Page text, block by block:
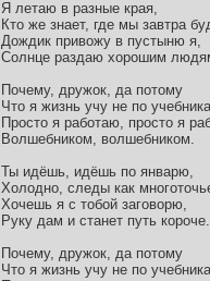
Я летаю в разные края,
Кто же знает, где мы завтра
Дождик привожу в пустыню я,
Солнце раздаю хорошим
Почему, дружок, да потому
Что я жизнь учу не по
Просто я работаю, просто я
Волшебником, волшебником.
Ты идёшь, идёшь по январю,
Холодно, следы как
Хочешь я с тобой заговорю,
Руку дам и станет путь короче.
Почему, дружок, да потому
Что я жизнь учу не по